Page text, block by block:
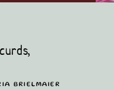
BRIELMAIER